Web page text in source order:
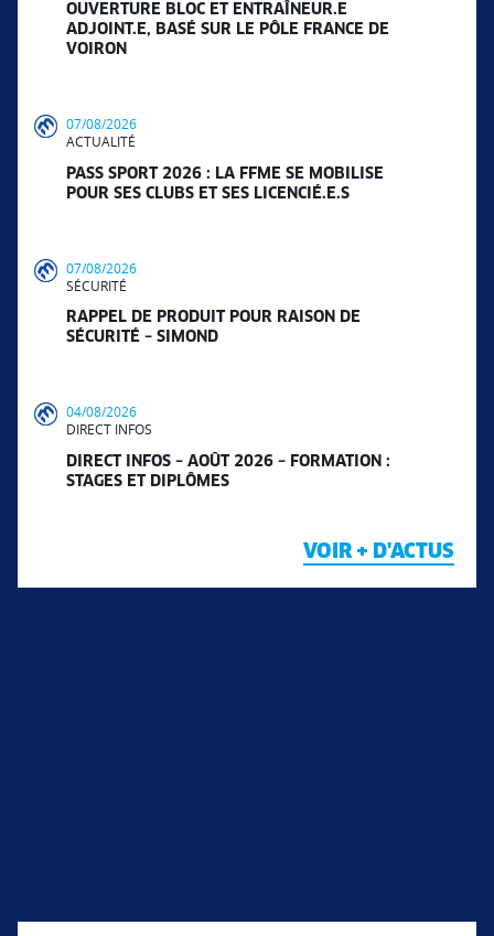
OUVERTURE BLOC ET ENTRAÎNEUR.E
ADJOINT.E, BASÉ SUR LE PÔLE FRANCE DE
VOIRON
07/08/2026
ACTUALITÉ
PASS SPORT 2026 : LA FFME SE MOBILISE
POUR SES CLUBS ET SES LICENCIÉ.E.S
07/08/2026
SÉCURITÉ
RAPPEL DE PRODUIT POUR RAISON DE
SÉCURITÉ – SIMOND
04/08/2026
DIRECT INFOS
DIRECT INFOS – AOÛT 2026 – FORMATION :
STAGES ET DIPLÔMES
VOIR + D'ACTUS